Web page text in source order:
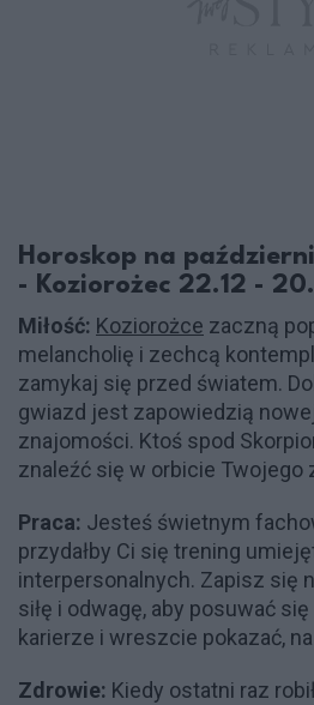
Horoskop na
- Koziorożec 22.12 -
Miłość: Koziorożce zaczną
melancholię i zechcą
zamykaj się przed światem.
gwiazd jest zapowiedzią
znajomości. Ktoś spod
znaleźć się w orbicie Twojego
Praca: Jesteś świetnym
przydałby Ci się trening
interpersonalnych. Zapisz się
siłę i odwagę, aby posuwać
karierze i wreszcie pokazać,
Zdrowie: Kiedy ostatni raz